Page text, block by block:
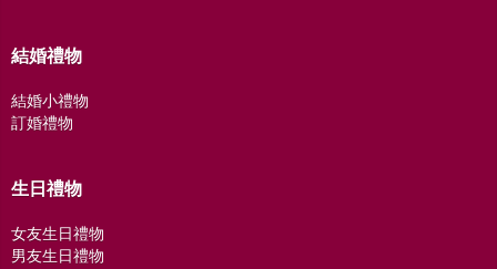
結婚禮物
結婚小禮物
訂婚禮物
生日禮物
女友生日禮物
男友生日禮物